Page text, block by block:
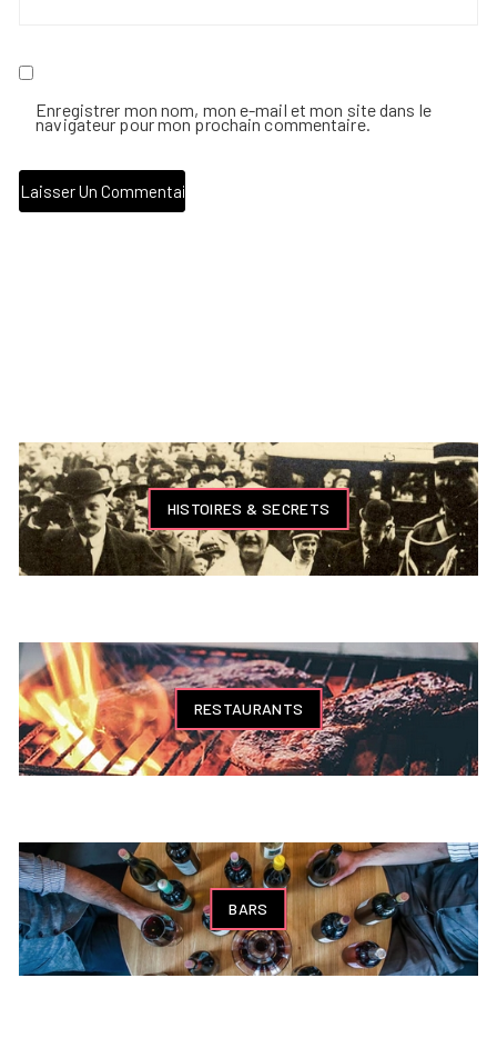
Enregistrer mon nom, mon e-mail et mon site dans le
navigateur pour mon prochain commentaire.
HISTOIRES & SECRETS
RESTAURANTS
BARS